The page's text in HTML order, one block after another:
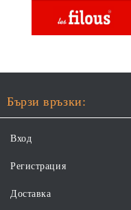
Бързи връзки:
Вход
Регистрация
Доставка